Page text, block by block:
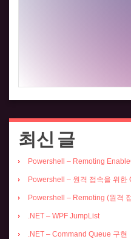
최신 글
Powershell – Remoting
Powershell – 원격 접속을 위한
Powershell – Remoting (원격
.NET – WPF JumpList
.NET – Command Queue 구현